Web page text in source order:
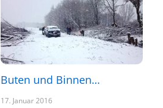
Buten und Binnen…
17. Januar 2016